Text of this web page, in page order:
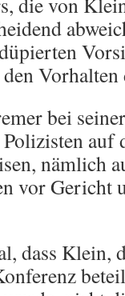
Vorhalten
bei
nämlich
vor Gericht
dass Klein,